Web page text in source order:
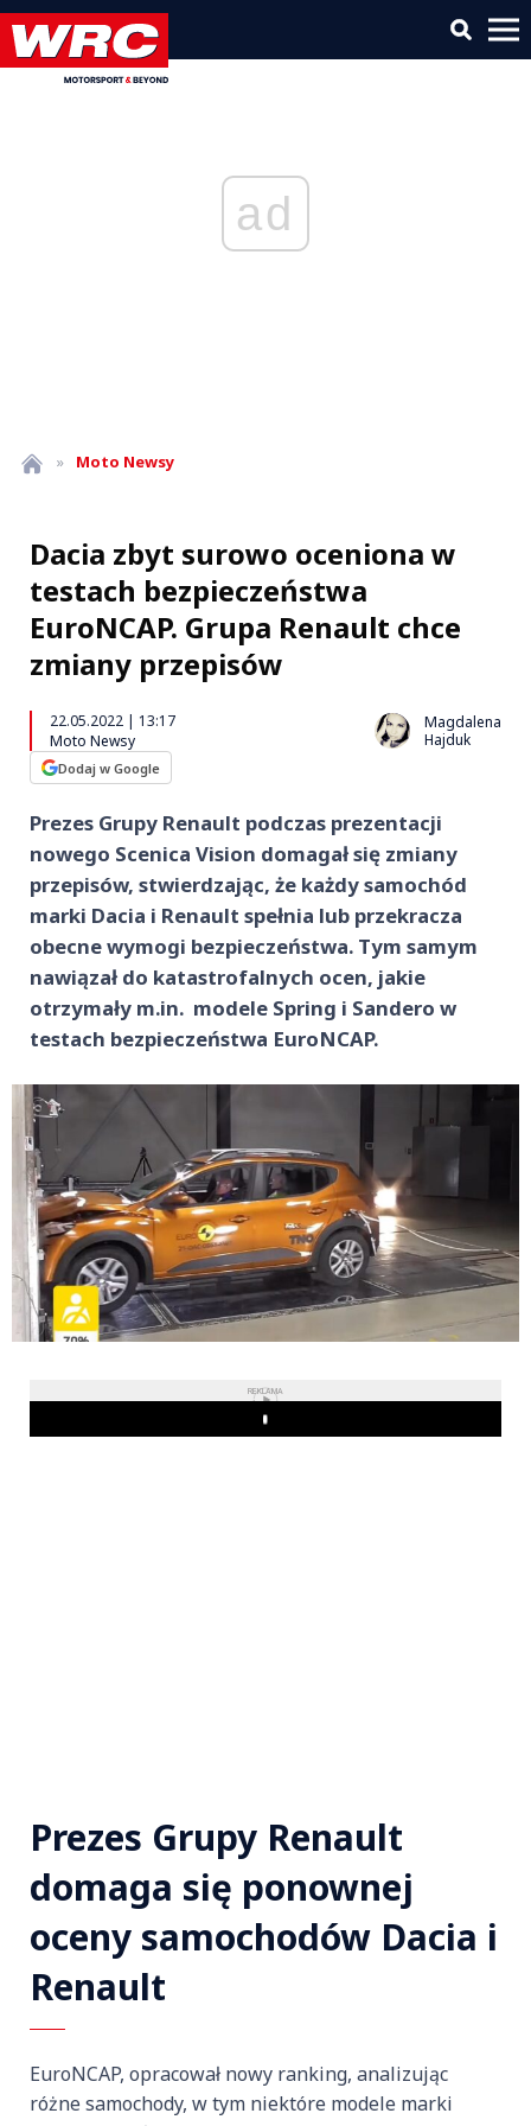
ad
» Moto Newsy
Dacia zbyt surowo oceniona w
testach bezpieczeństwa
EuroNCAP. Grupa Renault chce
zmiany przepisów
22.05.2022 | 13:17
Moto Newsy
Dodaj w Google
Magdalena
Hajduk
Prezes Grupy Renault podczas prezentacji
nowego Scenica Vision domagał się zmiany
przepisów, stwierdzając, że każdy samochód
marki Dacia i Renault spełnia lub przekracza
obecne wymogi bezpieczeństwa. Tym samym
nawiązał do katastrofalnych ocen, jakie
otrzymały m.in. modele Spring i Sandero w
testach bezpieczeństwa EuroNCAP.
REKLAMA
Play
Prezes Grupy Renault
domaga się ponownej
oceny samochodów Dacia i
Renault
EuroNCAP, opracował nowy ranking, analizując
różne samochody, w tym niektóre modele marki